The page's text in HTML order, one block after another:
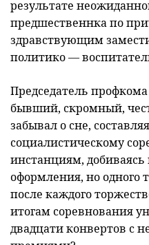
результате
предшественнка по
здравствующим
политико —
Председатель
бывший, скромный,
забывал о сне,
социалистическому
инстанциям, добиваясь
оформления, но одного
после каждого
итогам соревнования
двадцати конвертов с